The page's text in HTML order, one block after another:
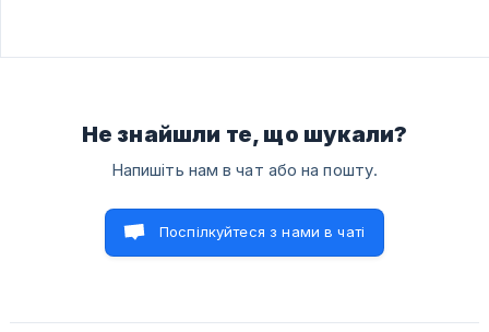
Не знайшли те, що шукали?
Напишіть нам в чат або на пошту.
Поспілкуйтеся з нами в чаті